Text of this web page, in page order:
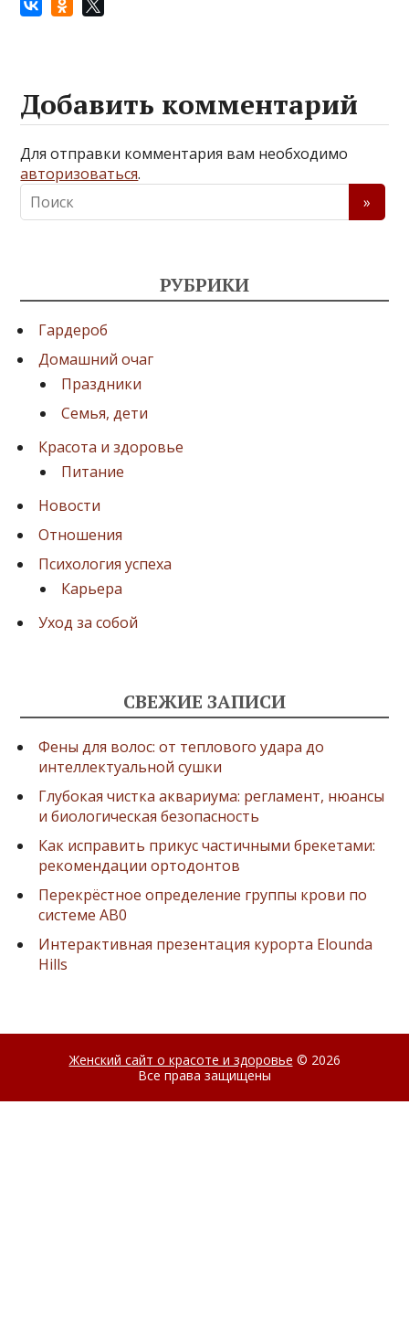
Добавить комментарий
Для отправки комментария вам необходимо
авторизоваться.
РУБРИКИ
Гардероб
Домашний очаг
Праздники
Семья, дети
Красота и здоровье
Питание
Новости
Отношения
Психология успеха
Карьера
Уход за собой
СВЕЖИЕ ЗАПИСИ
Фены для волос: от теплового удара до
интеллектуальной сушки
Глубокая чистка аквариума: регламент, нюансы
и биологическая безопасность
Как исправить прикус частичными брекетами:
рекомендации ортодонтов
Перекрёстное определение группы крови по
системе AB0
Интерактивная презентация курорта Elounda
Hills
Женский сайт о красоте и здоровье © 2026
Все права защищены